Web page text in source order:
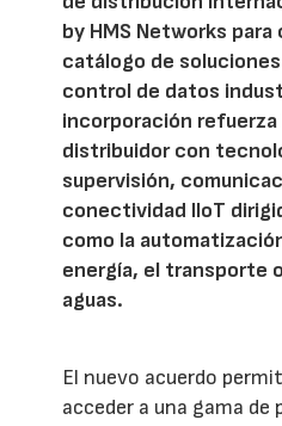
by HMS Networks
catálogo de
control de datos
incorporación
distribuidor con
supervisión,
conectividad IIoT
como la
energía, el transporte
aguas.
El nuevo acuerdo
acceder a una gama